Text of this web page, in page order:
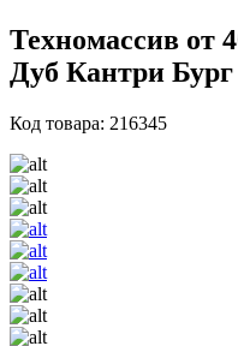
Техномассив от
Дуб Кантри Бург
Код товара: 216345